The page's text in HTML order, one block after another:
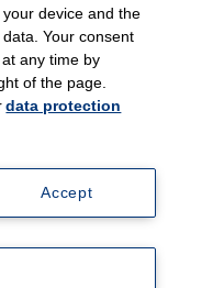
device and the
Your consent
any time by
of the page.
data protection
Accept